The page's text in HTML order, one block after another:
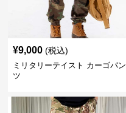
¥9,000 (税込)
ミリタリーテイスト カーゴパン
ツ